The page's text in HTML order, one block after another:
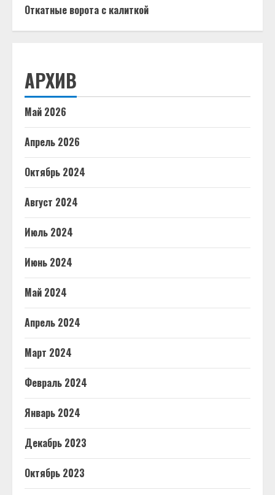
Откатные ворота с калиткой
АРХИВ
Май 2026
Апрель 2026
Октябрь 2024
Август 2024
Июль 2024
Июнь 2024
Май 2024
Апрель 2024
Март 2024
Февраль 2024
Январь 2024
Декабрь 2023
Октябрь 2023